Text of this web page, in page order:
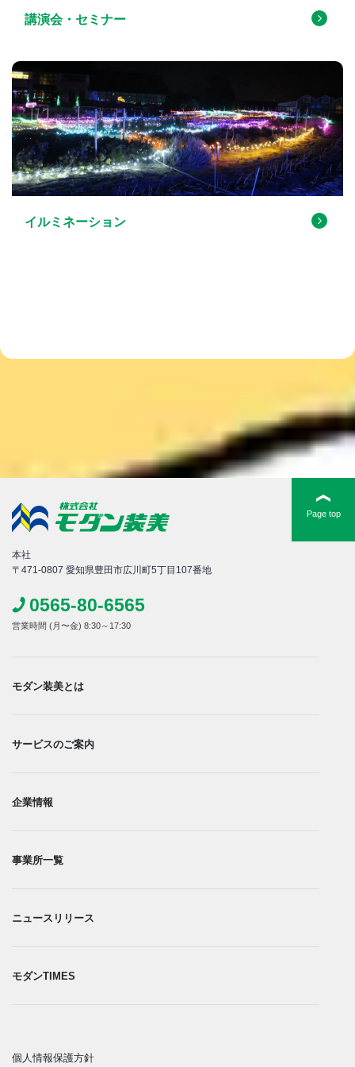
講演会・セミナー
イルミネーション
Page top
本社
〒471-0807 愛知県豊田市広川町5丁目107番地
0565-80-6565
営業時間 (月〜金) 8:30～17:30
モダン装美とは
サービスのご案内
企業情報
事業所一覧​
ニュースリリース
モダンTIMES
個人情報保護方針​